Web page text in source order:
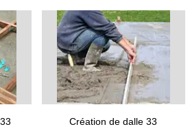
Création de dalle 33